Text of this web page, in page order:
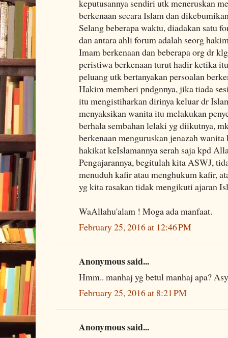
keputusannya sendiri utk meneruskan
berkenaan secara Islam dan
Selang beberapa waktu, diadakan satu
dan antara ahli forum adalah seorg
Imam berkenaan dan beberapa org dr
peristiwa berkenaan turut hadir ketika
peluang utk bertanyakan persoalan
Hakim memberi pndgnnya, jika tiada
itu mengistiharkan dirinya keluar dr
menyaksikan wanita itu melakukan
berhala sembahan lelaki yg diikutnya,
berkenaan menguruskan jenazah
hakikat keIslamannya serah saja kpd
Pengajarannya, begitulah kita ASWJ,
menuduh kafir atau menghukum kafir,
yg kita rasakan tidak mengikuti ajaran
WaAllahu'alam ! Moga ada manfaat.
February 25, 2016 at 12:46 PM
Anonymous said...
Hmm.. manhaj yg betul manhaj apa?
February 25, 2016 at 8:21 PM
Anonymous said...